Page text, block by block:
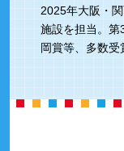
2025年大阪・
施設を担当。第
岡賞等、多数受